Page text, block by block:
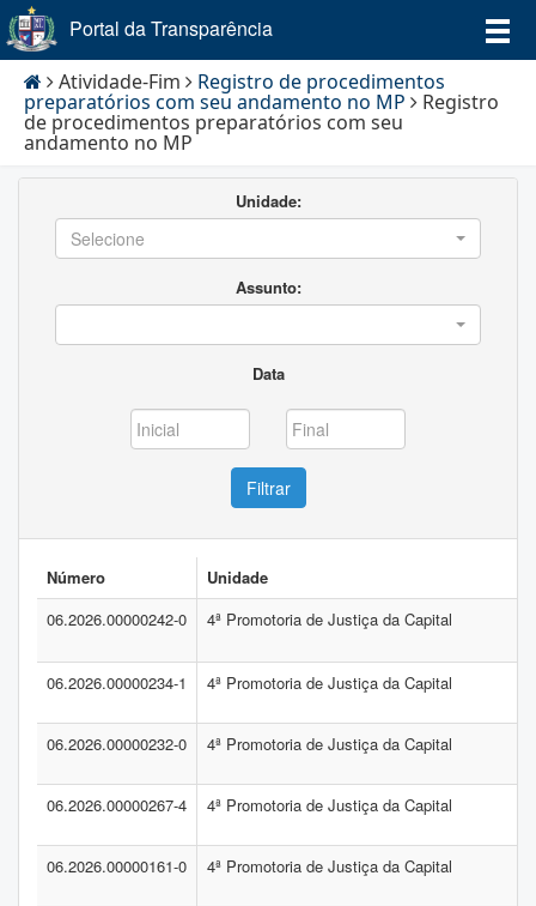
Portal da Transparência
Atividade-Fim Registro de procedimentos
preparatórios com seu andamento no MP Registro
de procedimentos preparatórios com seu
andamento no MP
Unidade:
Selecione
Assunto:
Data
Filtrar
Número
Unidade
06.2026.00000242-0
4ª Promotoria de Justiça da Capital
06.2026.00000234-1 4ª Promotoria de Justiça da Capital
06.2026.00000232-0 4ª Promotoria de Justiça da Capital
06.2026.00000267-4 4ª Promotoria de Justiça da Capital
06.2026.00000161-0 4ª Promotoria de Justiça da Capital